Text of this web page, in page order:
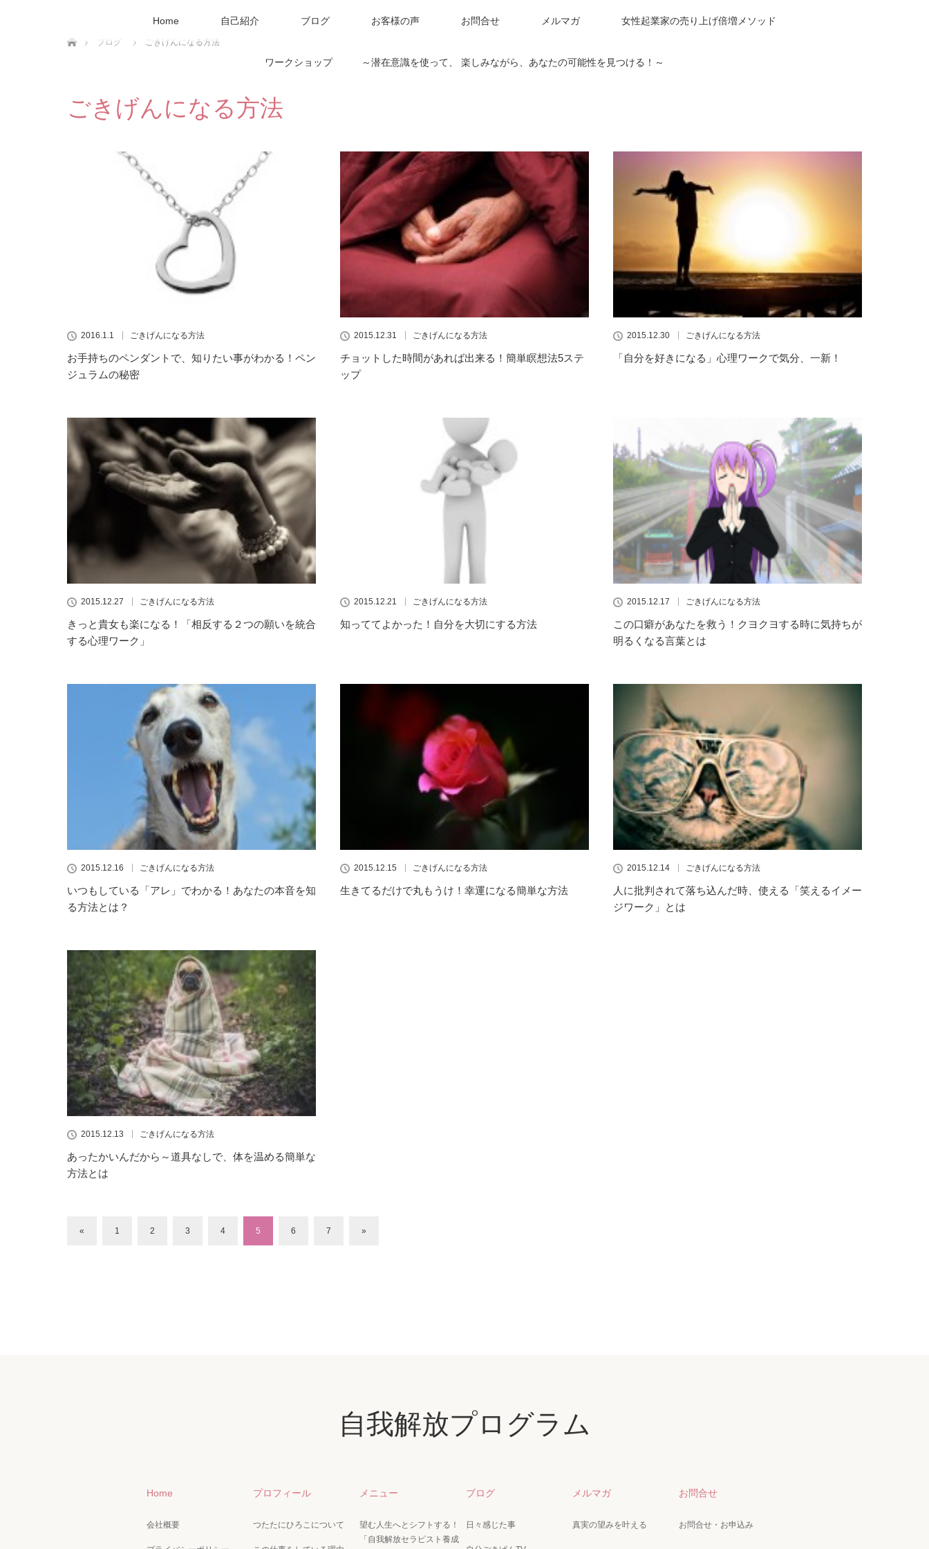
Home 自己紹介 ブログ お客様の声 お問合せ メルマガ 女性起業家の売り上げ倍増メソッド
ワークショップ ～潜在意識を使って、 楽しみながら、あなたの可能性を見つける！～
ブログ
ごきげんになる方法
ごきげんになる方法
2016.1.1 ごきげんになる方法
お手持ちのペンダントで、知りたい事がわかる！ペン
ジュラムの秘密
2015.12.31 ごきげんになる方法
チョットした時間があれば出来る！簡単瞑想法5ステ
ップ
2015.12.30 ごきげんになる方法
「自分を好きになる」心理ワークで気分、一新！
2015.12.27 ごきげんになる方法
きっと貴女も楽になる！「相反する２つの願いを統合
する心理ワーク」
2015.12.21 ごきげんになる方法
知っててよかった！自分を大切にする方法
2015.12.17 ごきげんになる方法
この口癖があなたを救う！クヨクヨする時に気持ちが
明るくなる言葉とは
2015.12.16 ごきげんになる方法
いつもしている「アレ」でわかる！あなたの本音を知
る方法とは？
2015.12.15 ごきげんになる方法
生きてるだけで丸もうけ！幸運になる簡単な方法
2015.12.14 ごきげんになる方法
人に批判されて落ち込んだ時、使える「笑えるイメー
ジワーク」とは
2015.12.13 ごきげんになる方法
あったかいんだから～道具なしで、体を温める簡単な
方法とは
« 1 2 3 4 5 6 7 »
自我解放プログラム
Home
会社概要
プロフィール
つたたにひろこについて
メニュー
望む人生へとシフトする！
「自我解放セラピスト養成
ブログ
日々感じた事
メルマガ
真実の望みを叶える
お問合せ
お問合せ・お申込み